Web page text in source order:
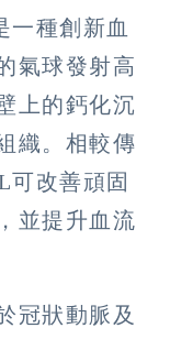
一種創新血
氣球發射高
上的鈣化沉
織。相較傳
可改善頑固
並提升血流
冠狀動脈及